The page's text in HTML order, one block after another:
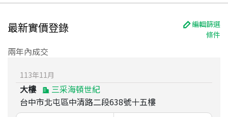
最新實價登錄
編輯篩選
條件
兩年內成交
113年11 月
大樓
三采海頓世紀
台中市北屯區中清路二段638號十五樓